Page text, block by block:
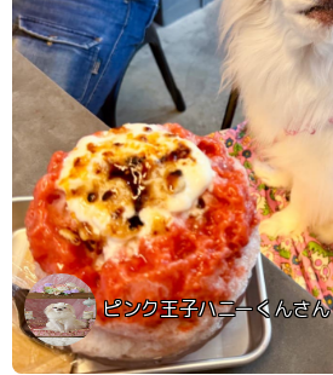
ピンク王子ハニーくんさん